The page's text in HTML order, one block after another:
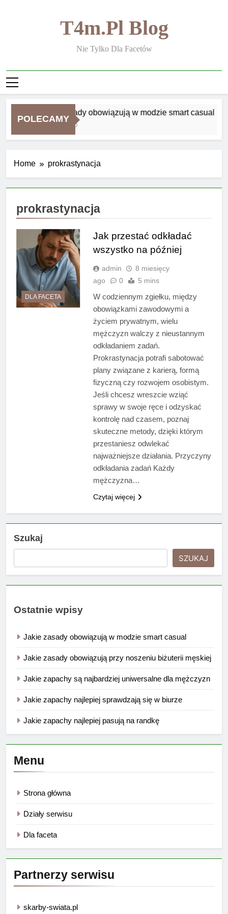
T4m.pl Blog
Nie Tylko Dla Facetów
POLECAMY
Jakie zasady obowiązują w modzie smart casual
1 Tydzień Ago
Home prokrastynacja
prokrastynacja
DLA FACETA
Jak przestać odkładać
wszystko na później
admin
8 miesięcy
ago
0 5 mins
W codziennym zgiełku, między
obowiązkami zawodowymi a
życiem prywatnym, wielu
mężczyzn walczy z nieustannym
odkładaniem zadań.
Prokrastynacja potrafi sabotować
plany związane z karierą, formą
fizyczną czy rozwojem osobistym.
Jeśli chcesz wreszcie wziąć
sprawy w swoje ręce i odzyskać
kontrolę nad czasem, poznaj
skuteczne metody, dzięki którym
przestaniesz odwlekać
najważniejsze działania. Przyczyny
odkładania zadań Każdy
mężczyzna…
Czytaj więcej
Szukaj
SZUKAJ
Ostatnie wpisy
Jakie zasady obowiązują w modzie smart casual
Jakie zasady obowiązują przy noszeniu biżuterii męskiej
Jakie zapachy są najbardziej uniwersalne dla mężczyzn
Jakie zapachy najlepiej sprawdzają się w biurze
Jakie zapachy najlepiej pasują na randkę
Menu
Strona główna
Działy serwisu
Dla faceta
Partnerzy serwisu
skarby-swiata.pl